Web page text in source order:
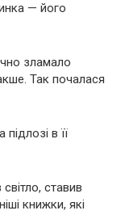
— його
зламало
Так почалася
в її
ставив
книжки, які